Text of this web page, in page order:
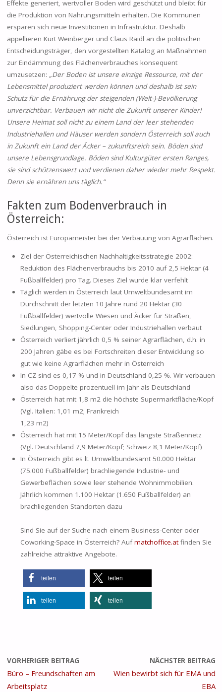
Effekte generiert, wertvoller Boden wird geschützt und bleibt für
die Produktion von Nahrungsmitteln erhalten. Die Kommunen
ersparen sich neue Investitionen in Infrastruktur. Deshalb
appellieren Kurt Weinberger und Claus Raidl an die politischen
Entscheidungsträger, den vorgestellten Katalog an Maßnahmen
zur Eindämmung des Flächenverbrauches konsequent
umzusetzen: „Der Boden ist unsere einzige Ressource, mit der
Lebensmittel produziert werden können und deshalb ist sein
Schutz für die Ernährung der steigenden (Welt-)-Bevölkerung
unverzichtbar. Verbauen wir nicht die Zukunft unserer Kinder!
Unsere Heimat soll nicht zu einem Land der leer stehenden
Industriehallen und Häuser werden sondern Österreich soll auch
in Zukunft ein Land der Äcker – zukunftsreich sein. Böden sind
unsere Lebensgrundlage. Böden sind Kulturgüter ersten Ranges,
sie sind schützenswert und verdienen daher wieder mehr Respekt.
Denn sie ernähren uns täglich.“
Fakten zum Bodenverbrauch in
Österreich:
Österreich ist Europameister bei der Verbauung von Agrarflächen.
Ziel der Österreichischen Nachhaltigkeitsstrategie 2002:
Reduktion des Flächenverbrauchs bis 2010 auf 2,5 Hektar (4
Fußballfelder) pro Tag. Dieses Ziel wurde klar verfehlt
Täglich werden in Österreich laut Umweltbundesamt im
Durchschnitt der letzten 10 Jahre rund 20 Hektar (30
Fußballfelder) wertvolle Wiesen und Äcker für Straßen,
Siedlungen, Shopping-Center oder Industriehallen verbaut
Österreich verliert jährlich 0,5 % seiner Agrarflächen, d.h. in
200 Jahren gäbe es bei Fortschreiten dieser Entwicklung so
gut wie keine Agrarflächen mehr in Österreich
In CZ sind es 0,17 % und in Deutschland 0,25 %. Wir verbauen
also das Doppelte prozentuell im Jahr als Deutschland
Österreich hat mit 1,8 m2 die höchste Supermarktfläche/Kopf
(Vgl. Italien: 1,01 m2; Frankreich
1,23 m2)
Österreich hat mit 15 Meter/Kopf das längste Straßennetz
(Vgl. Deutschland 7,9 Meter/Kopf; Schweiz 8,1 Meter/Kopf)
In Österreich gibt es lt. Umweltbundesamt 50.000 Hektar
(75.000 Fußballfelder) brachliegende Industrie- und
Gewerbeflächen sowie leer stehende Wohnimmobilien.
Jährlich kommen 1.100 Hektar (1.650 Fußballfelder) an
brachliegenden Standorten dazu
Sind Sie auf der Suche nach einem Business-Center oder
Coworking-Space in Österreich? Aufmatchoffice.atfinden Sie
zahlreiche attraktive Angebote.
teilen teilen
teilen teilen
VORHERIGER BEITRAG
Büro – Freundschaften am
Arbeitsplatz
NÄCHSTER BEITRAG
Wien bewirbt sich für EMA und
EBA